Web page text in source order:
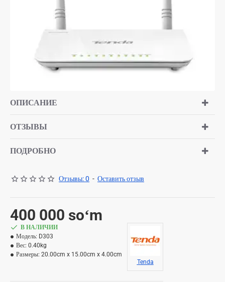
ОПИСАНИЕ
ОТЗЫВЫ
ПОДРОБНО
Отзывы: 0 - Оставить отзыв
400 000 soʻm
В НАЛИЧИИ
Модель: D303
Вес: 0.40kg
Размеры: 20.00cm x 15.00cm x 4.00cm
Tenda